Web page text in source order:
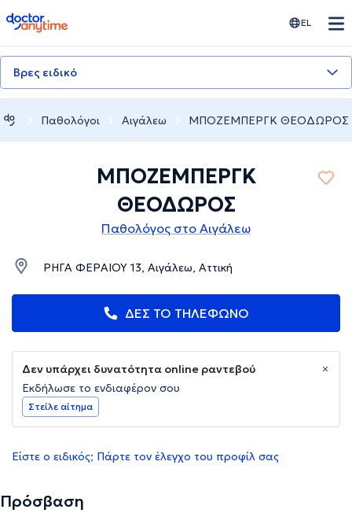
doctoranytime EL
Βρες ειδικό
Παθολόγοι Αιγάλεω ΜΠΟΖΕΜΠΕΡΓΚ ΘΕΟΔΩΡΟΣ
ΜΠΟΖΕΜΠΕΡΓΚ
ΘΕΟΔΩΡΟΣ
Παθολόγος στο Αιγάλεω
ΡΗΓΑ ΦΕΡΑΙΟΥ 13, Αιγάλεω, Αττική
ΔΕΣ ΤΟ ΤΗΛΕΦΩΝΟ
Δεν υπάρχει δυνατότητα online ραντεβού
Εκδήλωσε το ενδιαφέρον σου
Στείλε αίτημα
Είστε ο ειδικός; Πάρτε τον έλεγχο του προφίλ σας
Πρόσβαση